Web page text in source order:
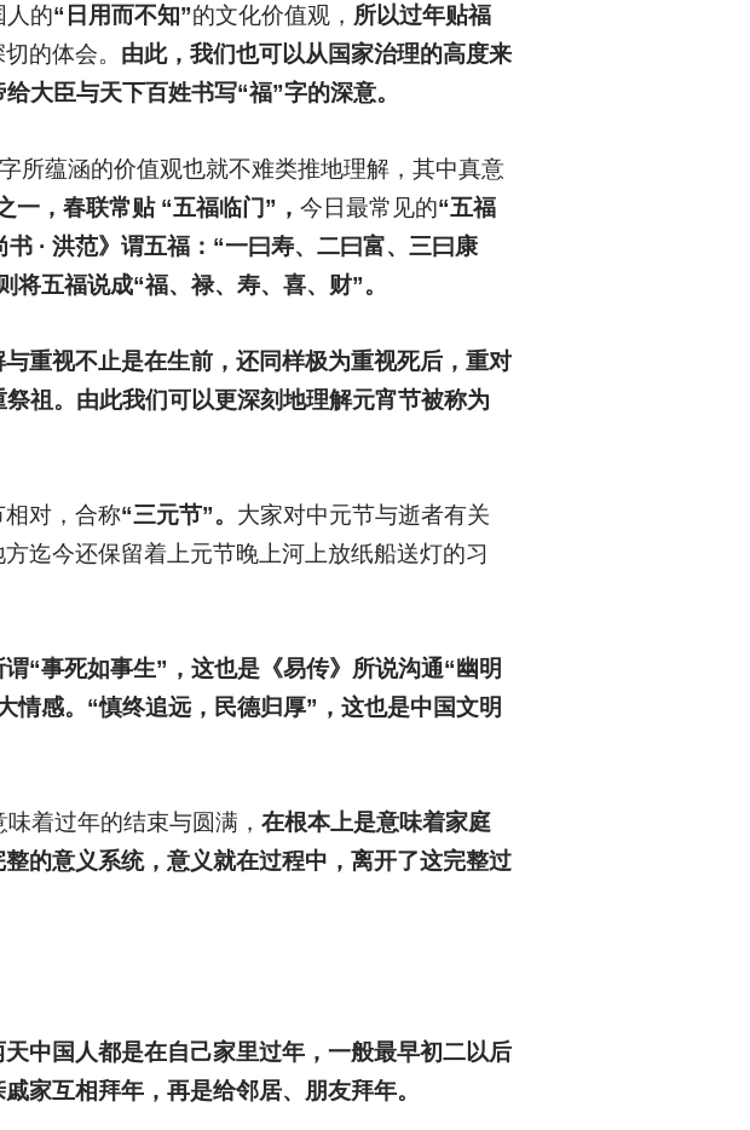
人的“日用而不知”的文化价值观， 所以过年贴福
的体会。 由此，我们也可以从国家治理的高度来
大臣与天下百姓书写“福”字的深意。
字所蕴涵的价值观也就不难类推地理解，其中真意
一，春联常贴 “五福临门”， 今日最常见的“五福
书 · 洪范》谓五福：“一曰寿、二曰富、三曰康
五福说成“福、禄、寿、喜、财”。
重视不止是在生前，还同样极为重视死后，重对
祖。由此我们可以更深刻地理解元宵节被称为
对，合称“三元节”。 大家对中元节与逝者有关
迄今还保留着上元节晚上河上放纸船送灯的习
“事死如事生”，这也是《易传》所说沟通“幽明
情感。“慎终追远，民德归厚”，这也是中国文明
着过年的结束与圆满， 在根本上是意味着家庭
的意义系统，意义就在过程中，离开了这完整过
中国人都是在自己家里过年，一般最早初二以后
家互相拜年，再是给邻居、朋友拜年。